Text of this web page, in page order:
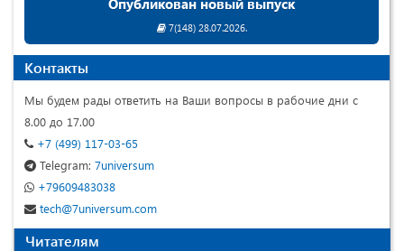
Опубликован новый выпуск
7(148) 28.07.2026.
Контакты
Мы будем рады ответить на Ваши вопросы в рабочие дни с
8.00 до 17.00
+7 (499) 117-03-65
Telegram: 7universum
+79609483038
tech@7universum.com
Читателям